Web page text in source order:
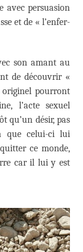
avec persuasion
et de « l’enfer-
son amant au
de découvrir «
originel pourront
l’acte sexuel
qu’un désir, pas
que celui-ci lui
ce monde,
car il lui y est